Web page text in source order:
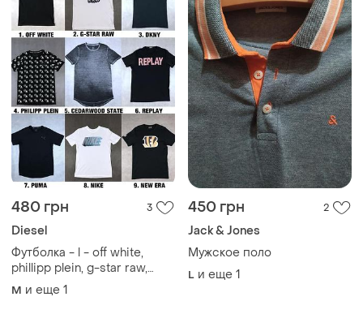
480 грн 3
Diesel
Футболка - l - off white,
phillipp plein, g-star raw,
replay, dkny, nike, puma, new
era тешка мужская
450 грн 2
Jack & Jones
Мужское поло
L и еще 1
TOP TOP